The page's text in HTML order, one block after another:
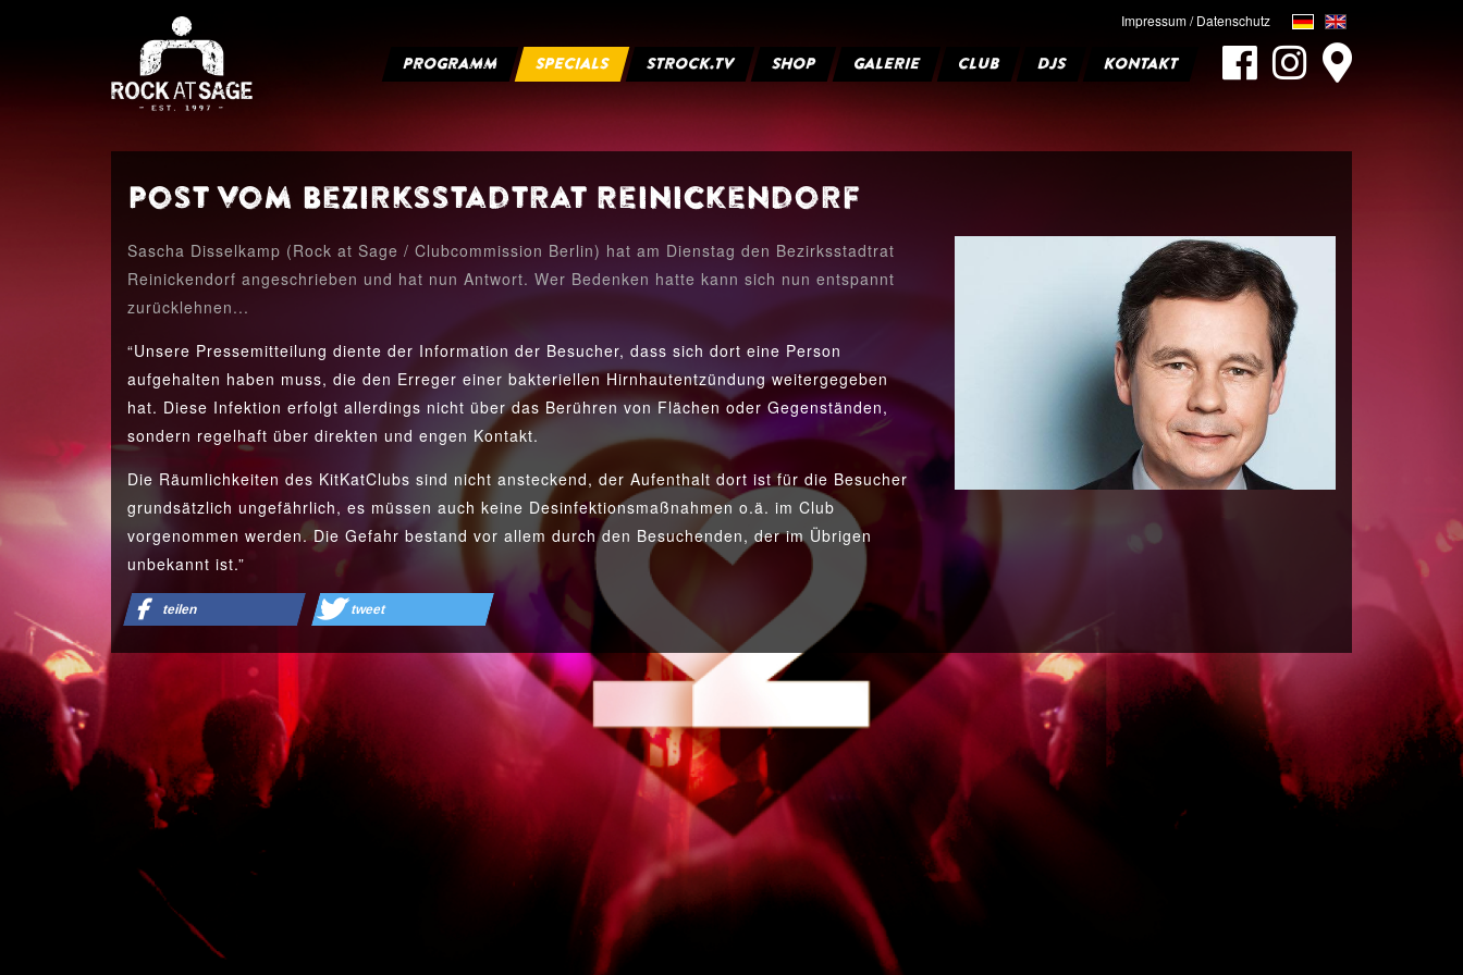
Impressum / Datenschutz
PROGRAMM SPECIALS STROCK.TV SHOP GALERIE CLUB DJS KONTAKT
Post vom Bezirksstadtrat Reinickendorf
Sascha Disselkamp (Rock at Sage / Clubcommission Berlin) hat am Dienstag den Bezirksstadtrat
Reinickendorf angeschrieben und hat nun Antwort. Wer Bedenken hatte kann sich nun entspannt
zurücklehnen...
“Unsere Pressemitteilung diente der Information der Besucher, dass sich dort eine Person
aufgehalten haben muss, die den Erreger einer bakteriellen Hirnhautentzündung weitergegeben
hat. Diese Infektion erfolgt allerdings nicht über das Berühren von Flächen oder Gegenständen,
sondern regelhaft über direkten und engen Kontakt.
Die Räumlichkeiten des KitKatClubs sind nicht ansteckend, der Aufenthalt dort ist für die Besucher
grundsätzlich ungefährlich, es müssen auch keine Desinfektionsmaßnahmen o.ä. im Club
vorgenommen werden. Die Gefahr bestand vor allem durch den Besuchenden, der im Übrigen
unbekannt ist.”
teilen tweet